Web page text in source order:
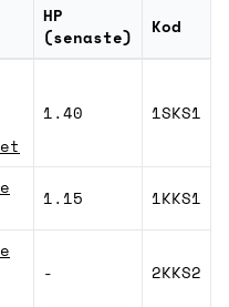
HP
(senaste)
Kod
1.40 1SKS1
1.15 1KKS1
- 2KKS2